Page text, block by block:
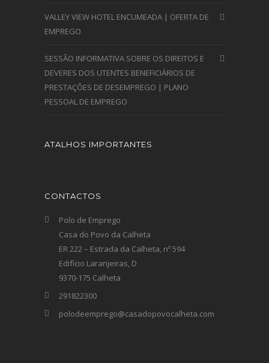
VALLEY VIEW HOTEL ENCUMEADA | OFERTA DE
EMPREGO
SESSÃO INFORMATIVA SOBRE OS DIREITOS E
DEVERES DOS UTENTES BENEFICIÁRIOS DE
PRESTAÇÕES DE DESEMPREGO | PLANO
PESSOAL DE EMPREGO
ATALHOS IMPORTANTES
CONTACTOS
Polo de Emprego
Casa do Povo da Calheta
ER 222 – Estrada da Calheta, nº 594
Edifício Laranjeiras, D
9370-175 Calheta
291822300
polodeemprego@casadopovocalheta.com